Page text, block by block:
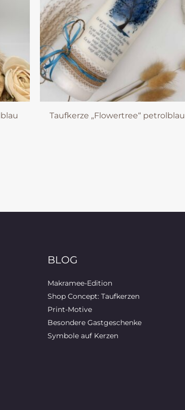
Taufkerze „Flowertree“ petrolblau
BLOG
Makramee-Edition
Shop Concept: Taufkerzen
Print-Motive
Besondere Gastgeschenke
Symbole auf Kerzen